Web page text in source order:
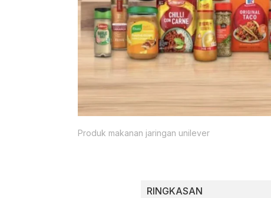
Produk makanan jaringan unilever
RINGKASAN